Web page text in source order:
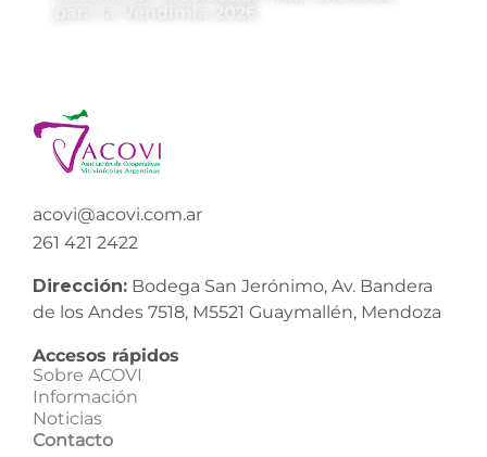
acovi@acovi.com.ar
261 421 2422
Dirección: Bodega San Jerónimo, Av. Bandera
de los Andes 7518, M5521 Guaymallén, Mendoza
Accesos rápidos
Sobre ACOVI
Información
Noticias
Contacto